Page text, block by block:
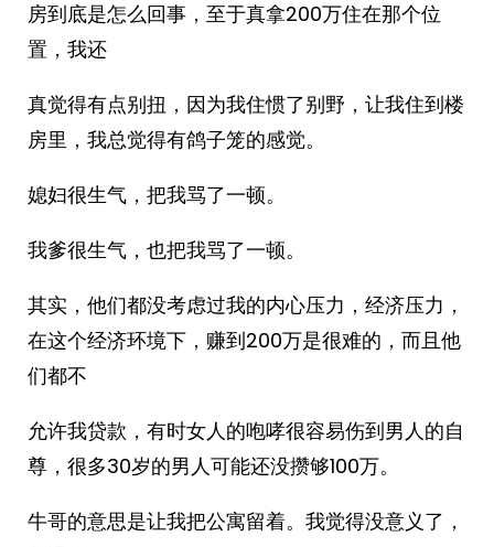
房到底是怎么回事，至于真拿200万住在那个位
置，我还
真觉得有点别扭，因为我住惯了别野，让我住到楼
房里，我总觉得有鸽子笼的感觉。
媳妇很生气，把我骂了一顿。
我爹很生气，也把我骂了一顿。
其实，他们都没考虑过我的内心压力，经济压力，
在这个经济环境下，赚到200万是很难的，而且他
们都不
允许我贷款，有时女人的咆哮很容易伤到男人的自
尊，很多30岁的男人可能还没攒够100万。
牛哥的意思是让我把公寓留着。我觉得没意义了，